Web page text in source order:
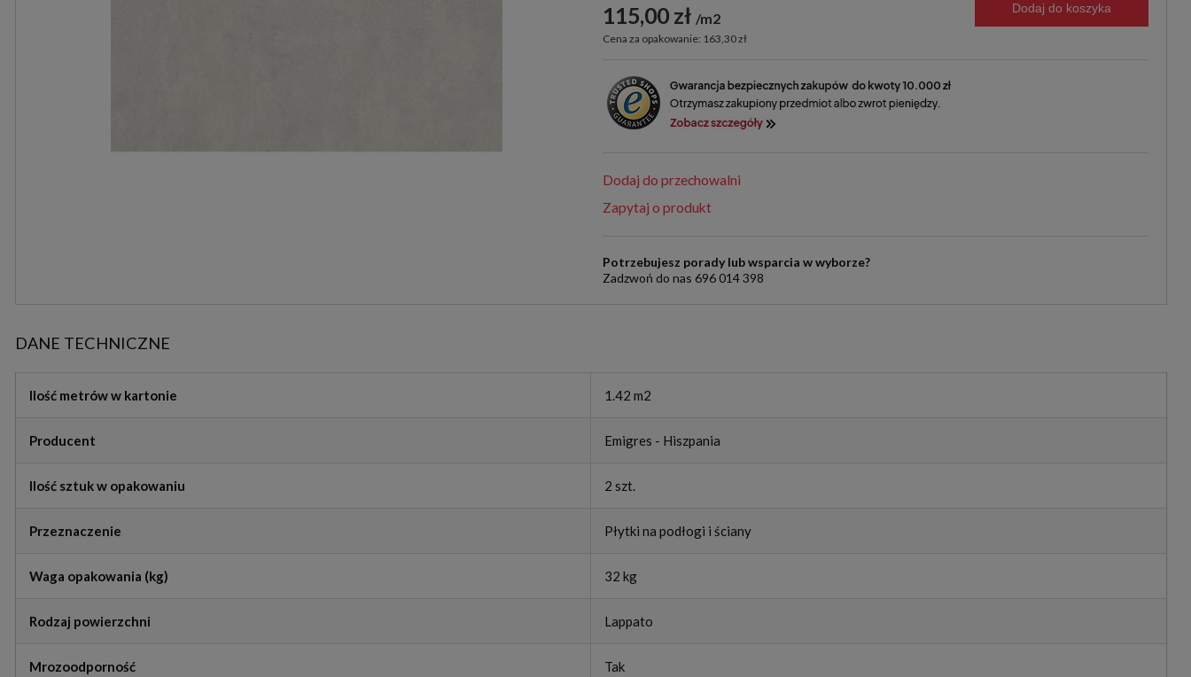
115,00 zł m2
Cena za opakowanie: 163,30 zł
Dodaj do koszyka
Dodaj do przechowalni
Zapytaj o produkt
Potrzebujesz porady lub wsparcia w wyborze?
Zadzwoń do nas 696 014 398
DANE TECHNICZNE
Ilość metrów w kartonie 1.42 m2
Producent Emigres - Hiszpania
Ilość sztuk w opakowaniu 2 szt.
Przeznaczenie Płytki na podłogi i ściany
Waga opakowania (kg) 32 kg
Rodzaj powierzchni Lappato
Mrozoodporność Tak